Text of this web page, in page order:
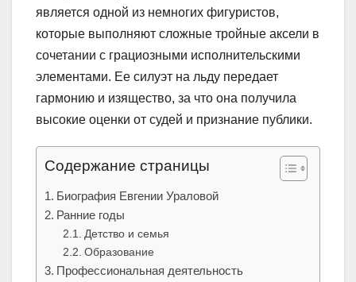
является одной из немногих фигуристов,
которые выполняют сложные тройные аксели в
сочетании с грациозными исполнительскими
элементами. Ее силуэт на льду передает
гармонию и изящество, за что она получила
высокие оценки от судей и признание публики.
Содержание страницы
Биография Евгении Ураловой
Ранние годы
Детство и семья
Образование
Профессиональная деятельность